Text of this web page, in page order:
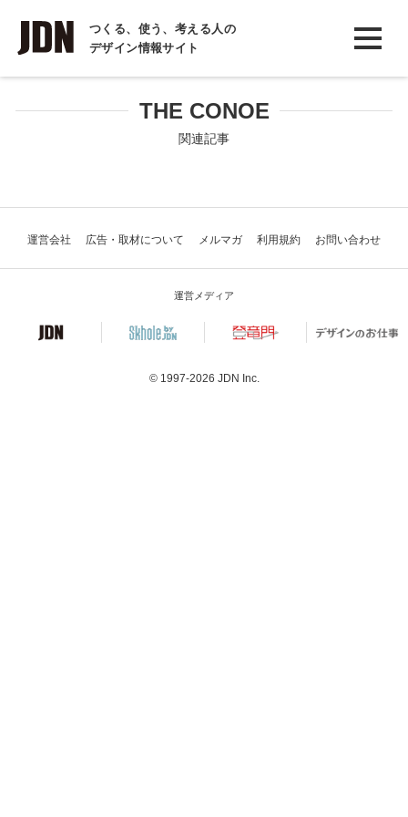
つくる、使う、考える人の
デザイン情報サイト
INTERVIEW
インタビュー
THE CONOE
関連記事
運営会社 広告・取材について メルマガ 利用規約 お問い合わせ
運営メディア
© 1997-2026 JDN Inc.